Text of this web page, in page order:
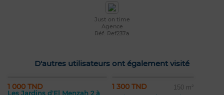
Just on time
Agence
Réf: Ref237a
D'autres utilisateurs ont également visité
1 000 TND
Les Jardins d'El Menzah 2 à
1 300 TND 150 m²